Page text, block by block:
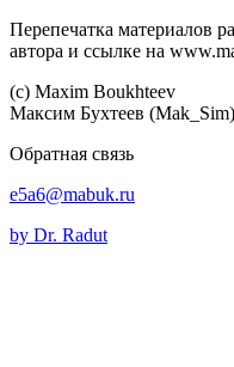
Перепечатка материалов
автора и ссылке на
(c) Maхim Boukhteev
Максим Бухтеев (Mak_Sim)
Обратная связь
e5a6@mabuk.ru
by Dr. Radut